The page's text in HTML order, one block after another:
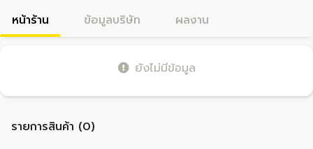
หน้าร้าน ข้อมูลบริษัท ผลงาน
ยังไม่มีข้อมูล
รายการสินค้า (0)